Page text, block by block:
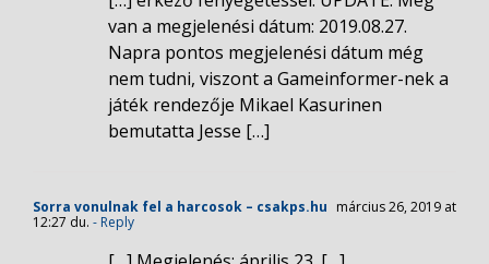
van a megjelenési dátum: 2019.08.27.
Napra pontos megjelenési dátum még
nem tudni, viszont a Gameinformer-nek a
játék rendezője Mikael Kasurinen
bemutatta Jesse […]
Sorra vonulnak fel a harcosok – csakps.hu március 26, 2019 at
12:27 du. - Reply